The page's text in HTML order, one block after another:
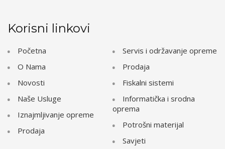
Korisni linkovi
Početna
O Nama
Novosti
Naše Usluge
Iznajmljivanje opreme
Prodaja
Servis i održavanje opreme
Prodaja
Fiskalni sistemi
Informatička i srodna
oprema
Potrošni materijal
Savjeti